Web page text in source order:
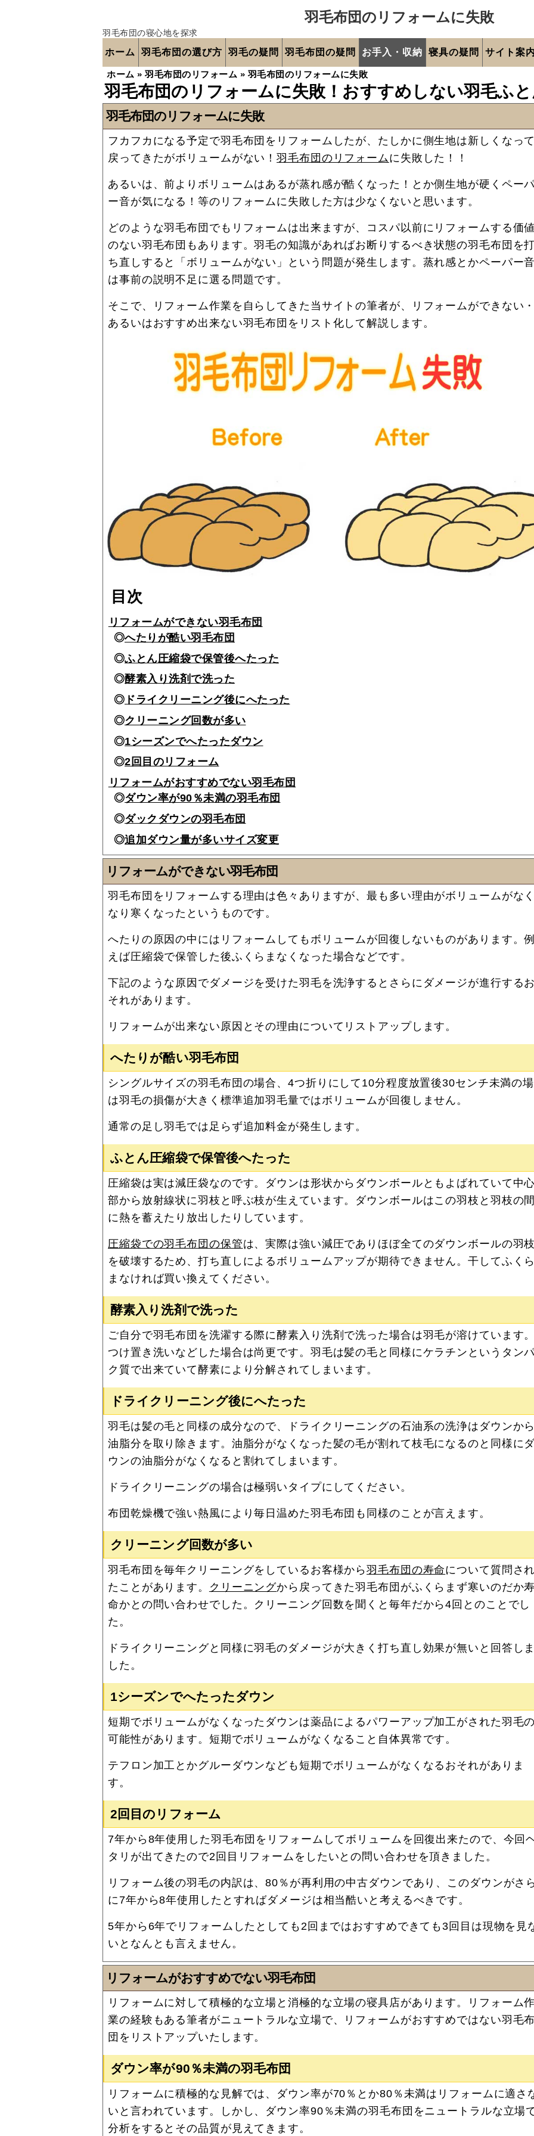
羽毛布団のリフォームに失敗
羽毛布団の寝心地を探求
ホーム 羽毛布団の選び方 羽毛の疑問 羽毛布団の疑問 お手入・収納 寝具の疑問 サイト案内
ホーム » 羽毛布団のリフォーム » 羽毛布団のリフォームに失敗
羽毛布団のリフォームに失敗！おすすめしない羽毛ふ
羽毛布団のリフォームに失敗
フカフカになる予定で羽毛布団をリフォームしたが、たしかに側生地は新しくなって
戻ってきたがボリュームがない！羽毛布団のリフォーム に失敗した！！
あるいは、前よりボリュームはあるが蒸れ感が酷くなった！とか側生地が硬くペー
ー音が気になる！等のリフォームに失敗した方は少なくないと思います。
どのような羽毛布団でもリフォームは出来ますが、コスパ以前にリフォームする価値
のない羽毛布団もあります。羽毛の知識があればお断りするべき状態の羽毛布団を打
ち直しすると「ボリュームがない」という問題が発生します。蒸れ感とかペーパー音
は事前の説明不足に選る問題です。
そこで、リフォーム作業を自らしてきた当サイトの筆者が、リフォームができない・
あるいはおすすめ出来ない羽毛布団をリスト化して解説します。
目次
リフォームができない羽毛布団
へたりが酷い羽毛布団
ふとん圧縮袋で保管後へたった
酵素入り洗剤で洗った
ドライクリーニング後にへたった
クリーニング回数が多い
1シーズンでへたったダウン
2回目のリフォーム
リフォームがおすすめでない羽毛布団
ダウン率が90％未満の羽毛布団
ダックダウンの羽毛布団
追加ダウン量が多いサイズ変更
リフォームができない羽毛布団
羽毛布団をリフォームする理由は色々ありますが、最も多い理由がボリュームがなく
なり寒くなったというものです。
へたりの原因の中にはリフォームしてもボリュームが回復しないものがあります。例
えば圧縮袋で保管した後ふくらまなくなった場合などです。
下記のような原因でダメージを受けた羽毛を洗浄するとさらにダメージが進行するお
それがあります。
リフォームが出来ない原因とその理由についてリストアップします。
へたりが酷い羽毛布団
シングルサイズの羽毛布団の場合、4つ折りにして10分程度放置後30センチ未満の
は羽毛の損傷が大きく標準追加羽毛量ではボリュームが回復しません。
通常の足し羽毛では足らず追加料金が発生します。
ふとん圧縮袋で保管後へたった
圧縮袋は実は減圧袋なのです。ダウンは形状からダウンボールともよばれていて中心
部から放射線状に羽枝と呼ぶ枝が生えています。ダウンボールはこの羽枝と羽枝の間
に熱を蓄えたり放出したりしています。
圧縮袋での羽毛布団の保管は、実際は強い減圧でありほぼ全てのダウンボールの羽枝
を破壊するため、打ち直しによるボリュームアップが期待できません。干してふくら
まなければ買い換えてください。
酵素入り洗剤で洗った
ご自分で羽毛布団を洗濯する際に酵素入り洗剤で洗った場合は羽毛が溶けています。
つけ置き洗いなどした場合は尚更です。羽毛は髪の毛と同様にケラチンというタン
ク質で出来ていて酵素により分解されてしまいます。
ドライクリーニング後にへたった
羽毛は髪の毛と同様の成分なので、ドライクリーニングの石油系の洗浄はダウンから
油脂分を取り除きます。油脂分がなくなった髪の毛が割れて枝毛になるのと同様に
ウンの油脂分がなくなると割れてしまいます。
ドライクリーニングの場合は極弱いタイプにしてください。
布団乾燥機で強い熱風により毎日温めた羽毛布団も同様のことが言えます。
クリーニング回数が多い
羽毛布団を毎年クリーニングをしているお客様から羽毛布団の寿命について質問され
たことがあります。
クリーニングから戻ってきた羽毛布団がふくらまず寒いのだか寿
命かとの問い合わせでした。クリーニング回数を聞くと毎年だから4回とのことでし
た。
ドライクリーニングと同様に羽毛のダメージが大きく打ち直し効果が無いと回答しま
した。
1シーズンでへたったダウン
短期でボリュームがなくなったダウンは薬品によるパワーアップ加工がされた羽毛の
可能性があります。短期でボリュームがなくなること自体異常です。
テフロン加工とかグルーダウンなども短期でボリュームがなくなるおそれがありま
す。
2回目のリフォーム
7年から8年使用した羽毛布団をリフォームしてボリュームを回復出来たので、今回
タリが出てきたので2回目リフォームをしたいとの問い合わせを頂きました。
リフォーム後の羽毛の内訳は、80％が再利用の中古ダウンであり、このダウンがさ
に7年から8年使用したとすればダメージは相当酷いと考えるべきです。
5年から6年でリフォームしたとしても2回まではおすすめできても3回目は現物を見
いとなんとも言えません。
リフォームがおすすめでない羽毛布団
リフォームに対して積極的な立場と消極的な立場の寝具店があります。リフォーム作
業の経験もある筆者がニュートラルな立場で、リフォームがおすすめではない羽毛布
団をリストアップいたします。
ダウン率が90％未満の羽毛布団
リフォームに積極的な見解では、ダウン率が70％とか80％未満はリフォームに適さ
いと言われています。しかし、ダウン率90％未満の羽毛布団をニュートラルな立場
分析をするとその品質が見えてきます。